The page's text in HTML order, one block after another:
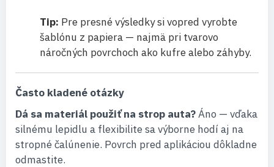
Tip: Pre presné výsledky si vopred vyrobte
šablónu z papiera — najmä pri tvarovo
náročných povrchoch ako kufre alebo záhyby.
Často kladené otázky
Dá sa materiál použiť na strop auta?Áno — vďaka
silnému lepidlu a flexibilite sa výborne hodí aj na
stropné čalúnenie. Povrch pred aplikáciou dôkladne
odmastite.